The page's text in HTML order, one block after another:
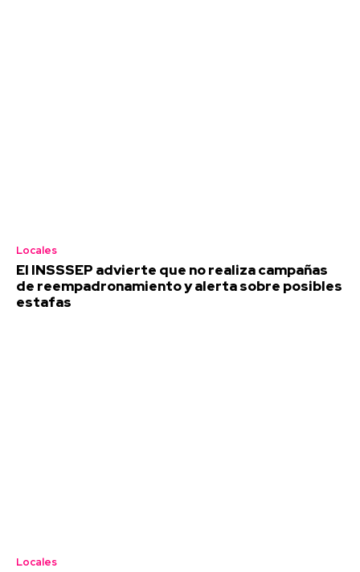
Locales
El INSSSEP advierte que no realiza campañas
de reempadronamiento y alerta sobre posibles
estafas
Locales